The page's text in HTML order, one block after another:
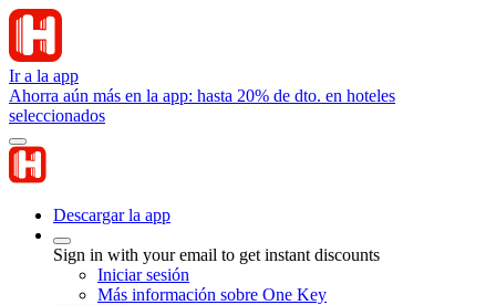
Ir a la app
Ahorra aún más en la app: hasta 20% de dto. en hoteles
seleccionados
Descargar la app
Sign in with your email to get instant discounts
Iniciar sesión
Más información sobre One Key